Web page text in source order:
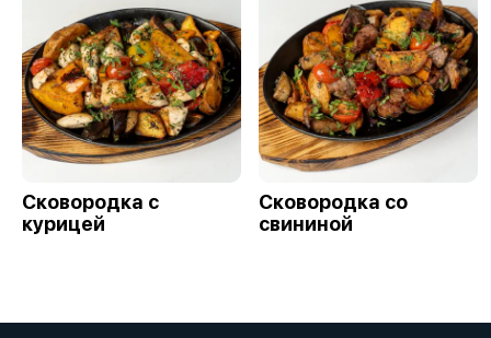
Сковородка с
курицей
Сковородка со
свининой